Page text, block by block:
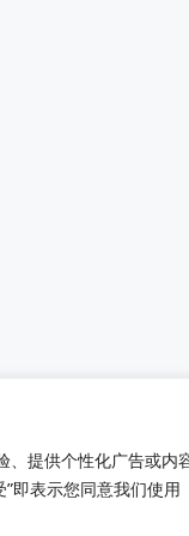
、提供个性化广告或内
即表示您同意我们使用